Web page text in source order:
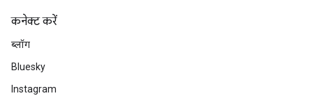
कनेक्ट करें
ब्लॉग
Bluesky
Instagram